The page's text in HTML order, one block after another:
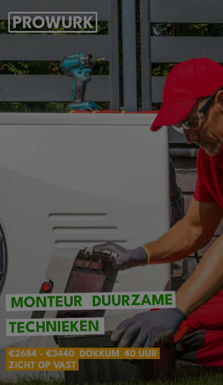
MONTEUR DUURZAME
TECHNIEKEN
€2684 - €3440 DOKKUM
40 UUR
ZICHT OP VAST